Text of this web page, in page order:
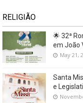
RELIGIÃO
🌟 32ª
em João
May 21,
Santa
e